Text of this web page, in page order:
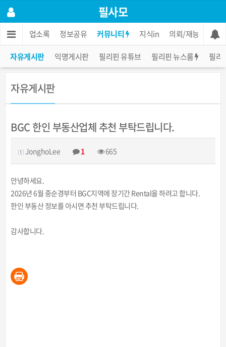
필사모
한인 업소록 정보공유 커뮤니티 지식in 의뢰/재능 장터
자유게시판 익명게시판 필리핀 유튜브 필리핀 뉴스룸 필리
자유게시판
BGC 한인 부동산업체 추천 부탁드립니다.
JonghoLee 1 665
안녕하세요.
2026년 6월 중순경부터 BGC지역에 장기간 Rental을 하려고 합니다.
한인 부동산 정보를 아시면 추천 부탁드립니다.
감사합니다.